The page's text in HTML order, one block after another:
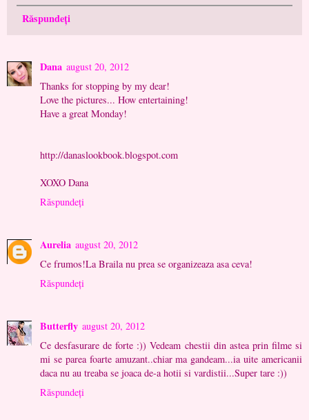
Răspundeți
Dana august 20, 2012
Thanks for stopping by my dear!
Love the pictures... How entertaining!
Have a great Monday!
http://danaslookbook.blogspot.com
XOXO Dana
Răspundeți
Aurelia august 20, 2012
Ce frumos!La Braila nu prea se organizeaza asa ceva!
Răspundeți
Butterfly august 20, 2012
Ce desfasurare de forte :)) Vedeam chestii din astea prin filme si
mi se parea foarte amuzant..chiar ma gandeam...ia uite americanii
daca nu au treaba se joaca de-a hotii si vardistii...Super tare :))
Răspundeți